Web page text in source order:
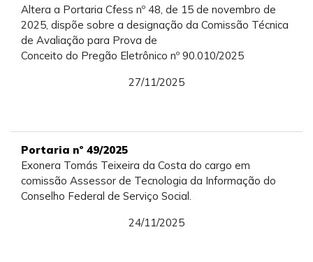
Altera a Portaria Cfess nº 48, de 15 de novembro de
2025, dispõe sobre a designação da Comissão Técnica
de Avaliação para Prova de
Conceito do Pregão Eletrônico nº 90.010/2025
27/11/2025
Portaria nº 49/2025
Exonera Tomás Teixeira da Costa do cargo em
comissão Assessor de Tecnologia da Informação do
Conselho Federal de Serviço Social.
24/11/2025